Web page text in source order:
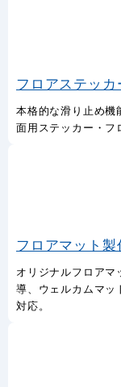
フロアステッカ
本格的な滑り止め機
面用ステッカー・フ
フロアマット製
オリジナルフロア
導、ウェルカムマッ
対応。